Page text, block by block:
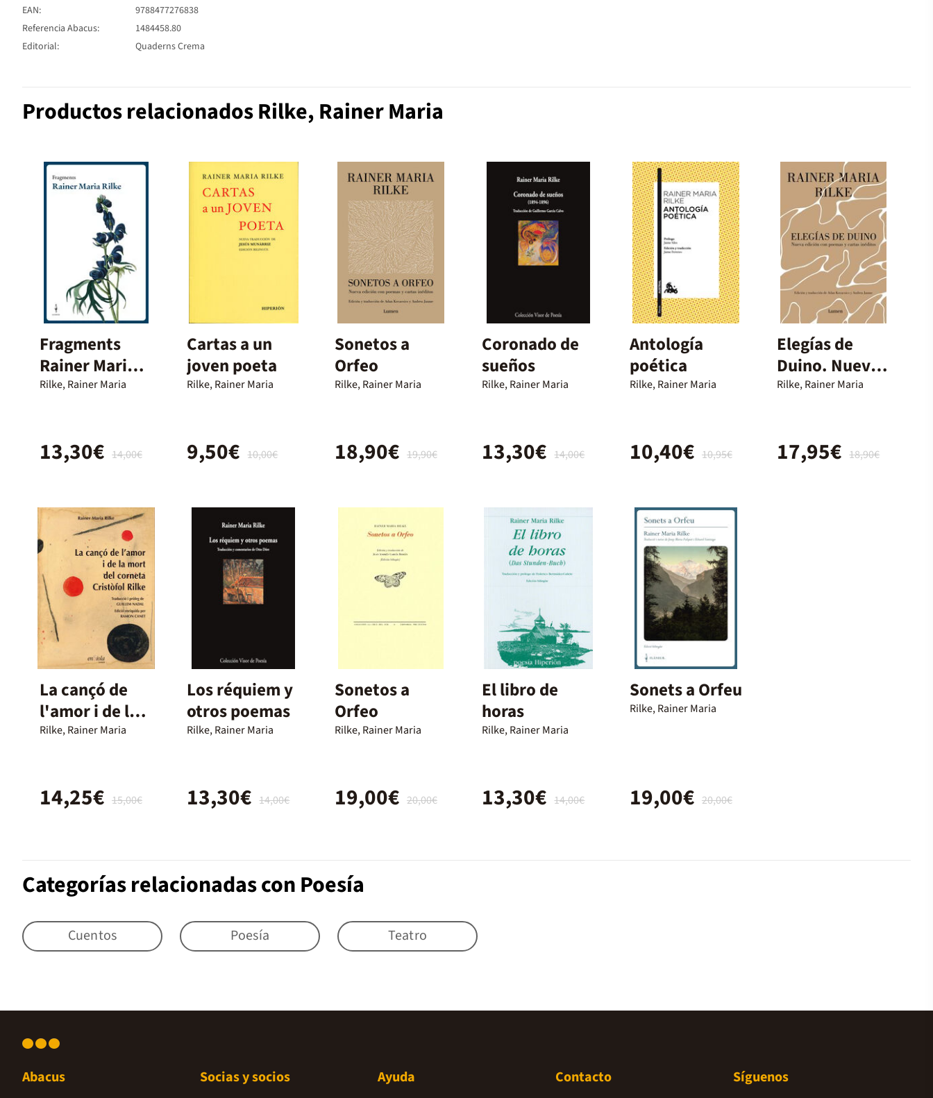
EAN:
9788477276838
Referencia Abacus:
1484458.80
Editorial:
Quaderns Crema
Productos relacionados Rilke, Rainer Maria
Fragments
Rainer Maria
Rilke
Rilke, Rainer Maria
14,00€
13,30€
Cartas a un
joven poeta
Rilke, Rainer Maria
10,00€
9,50€
Sonetos a
Orfeo
Rilke, Rainer Maria
19,90€
18,90€
Coronado de
sueños
Rilke, Rainer Maria
14,00€
13,30€
Antología
poética
Rilke, Rainer Maria
10,95€
10,40€
Elegías de
Duino. Nueva
edición con
inéditos
Rilke, Rainer Maria
18,90€
17,95€
La cançó de
l'amor i de la
mort del
Rilke, Rainer Maria
15,00€
14,25€
Los réquiem y
otros poemas
Rilke, Rainer Maria
14,00€
13,30€
Sonetos a
Orfeo
Rilke, Rainer Maria
20,00€
19,00€
El libro de
horas
Rilke, Rainer Maria
14,00€
13,30€
Sonets a Orfeu
Rilke, Rainer Maria
20,00€
19,00€
Categorías relacionadas con Poesía
Cuentos Poesía Teatro
Abacus Socias y socios Ayuda Contacto Síguenos